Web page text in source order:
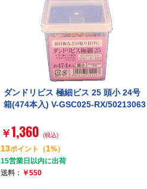
ダンドリビス 極細ビス 25 頭小 24号
箱(474本入) V-GSC025-RX/50213063
￥1,360 (税込)
13ポイント （1%）
15営業日以内に出荷
送料： ￥550